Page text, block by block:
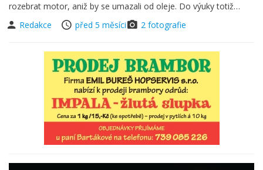
rozebrat motor, aniž by se umazali od oleje. Do výuky totiž…
Redakce
před 5 měsíci 2 fotografie